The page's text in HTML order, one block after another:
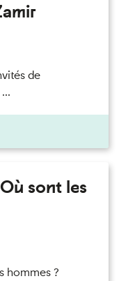
de
sont les
hommes ?